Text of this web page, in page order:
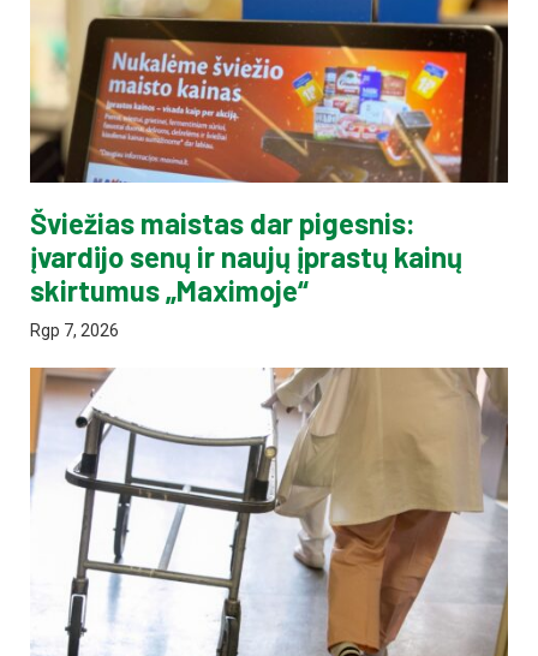
Šviežias maistas dar pigesnis:
įvardijo senų ir naujų įprastų kainų
skirtumus „Maximoje“
Rgp 7, 2026